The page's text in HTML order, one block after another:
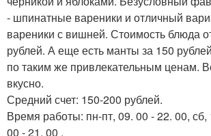
- шпинатные вареники и отличный
вареники с вишней. Стоимость блюда
рублей. А еще есть манты за 150
по таким же привлекательным ценам.
вкусно.
Средний счет: 150-200 рублей.
Время работы: пн-пт, 09. 00 - 22. 00, сб,
00 - 21. 00 .